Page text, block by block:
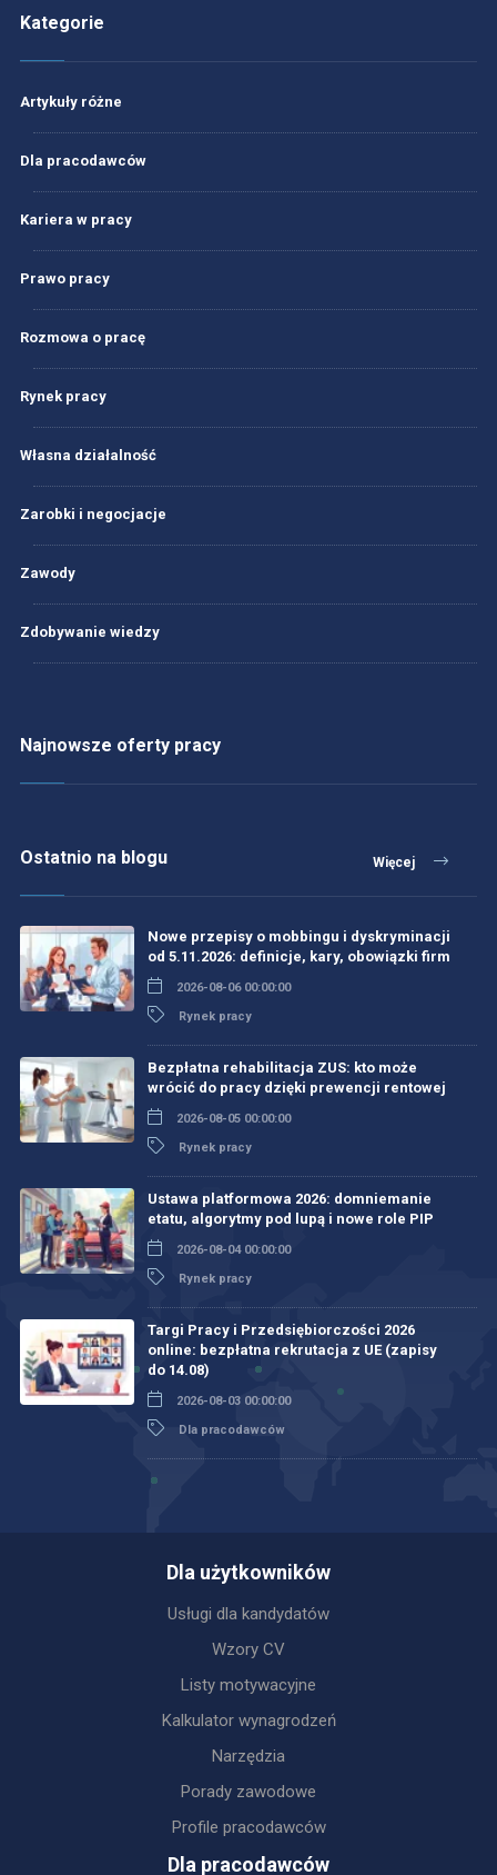
Kategorie
Artykuły różne
Dla pracodawców
Kariera w pracy
Prawo pracy
Rozmowa o pracę
Rynek pracy
Własna działalność
Zarobki i negocjacje
Zawody
Zdobywanie wiedzy
Najnowsze oferty pracy
Ostatnio na blogu Więcej
Nowe przepisy o mobbingu i dyskryminacji
od 5.11.2026: definicje, kary, obowiązki firm
2026-08-06 00:00:00
Rynek pracy
Bezpłatna rehabilitacja ZUS: kto może
wrócić do pracy dzięki prewencji rentowej
2026-08-05 00:00:00
Rynek pracy
Ustawa platformowa 2026: domniemanie
etatu, algorytmy pod lupą i nowe role PIP
2026-08-04 00:00:00
Rynek pracy
Targi Pracy i Przedsiębiorczości 2026
online: bezpłatna rekrutacja z UE (zapisy
do 14.08)
2026-08-03 00:00:00
Dla pracodawców
Dla użytkowników
Usługi dla kandydatów
Wzory CV
Listy motywacyjne
Kalkulator wynagrodzeń
Narzędzia
Porady zawodowe
Profile pracodawców
Dla pracodawców